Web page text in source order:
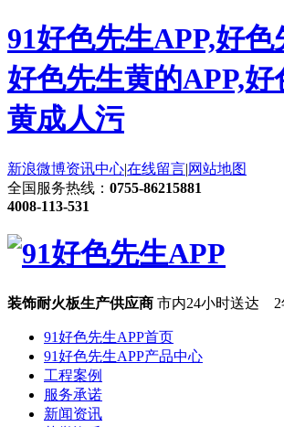
91好色先生APP,好色
好色先生黄的APP,
黄成人污
新浪微博资讯中心|在线留言|网站地图
全国服务热线： 0755-86215881
4008-113-531
装饰耐火板生产供应商 市内24小时送达 2
91好色先生APP首页
91好色先生APP产品中心
工程案例
服务承诺
新闻资讯